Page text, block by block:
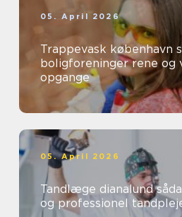
05. April 2026
Trappevask københavn sådan sikrer
boligforeninger rene og
opgange
05. April 2026
Tandlæge dianalund sådan finder du tryg
og professionel